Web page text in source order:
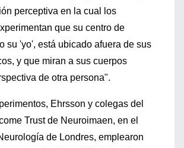
perceptiva en la cual los
que su centro de
su 'yo', está ubicado afuera de sus
y que miran a sus cuerpos
de otra persona".
Ehrsson y colegas del
Trust de Neuroimaen, en el
de Londres, emplearon